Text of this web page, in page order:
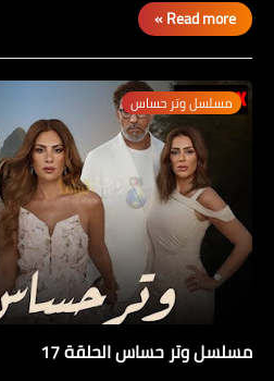
Read more »
مسلسل وتر حساس
مسلسل وتر حساس الحلقة 17